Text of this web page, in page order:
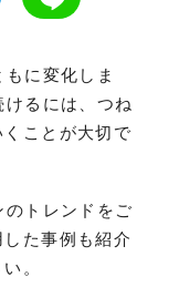
に変化しま
るには、つね
ことが大切で
トレンドをご
た事例も紹介
。